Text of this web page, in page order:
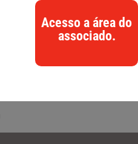
Acesso a área do
associado.